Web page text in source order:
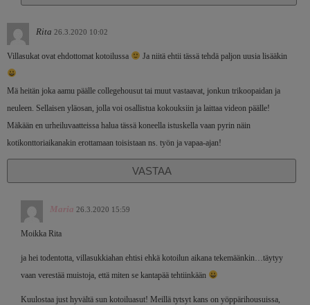
Rita 26.3.2020 10:02
Villasukat ovat ehdottomat kotoilussa Ja niitä ehtii tässä tehdä paljon uusia lisääkin
Mä heitän joka aamu päälle collegehousut tai muut vastaavat, jonkun trikoopaidan ja
neuleen. Sellaisen yläosan, jolla voi osallistua kokouksiin ja laittaa videon päälle!
Mäkään en urheiluvaatteissa halua tässä koneella istuskella vaan pyrin näin
kotikonttoriaikanakin erottamaan toisistaan ns. työn ja vapaa-ajan!
VASTAA
Maria 26.3.2020 15:59
Moikka Rita
ja hei todentotta, villasukkiahan ehtisi ehkä kotoilun aikana tekemäänkin…täytyy
vaan verestää muistoja, että miten se kantapää tehtiinkään
Kuulostaa just hyvältä sun kotoiluasut! Meillä tytsyt kans on yöppärihousuissa,